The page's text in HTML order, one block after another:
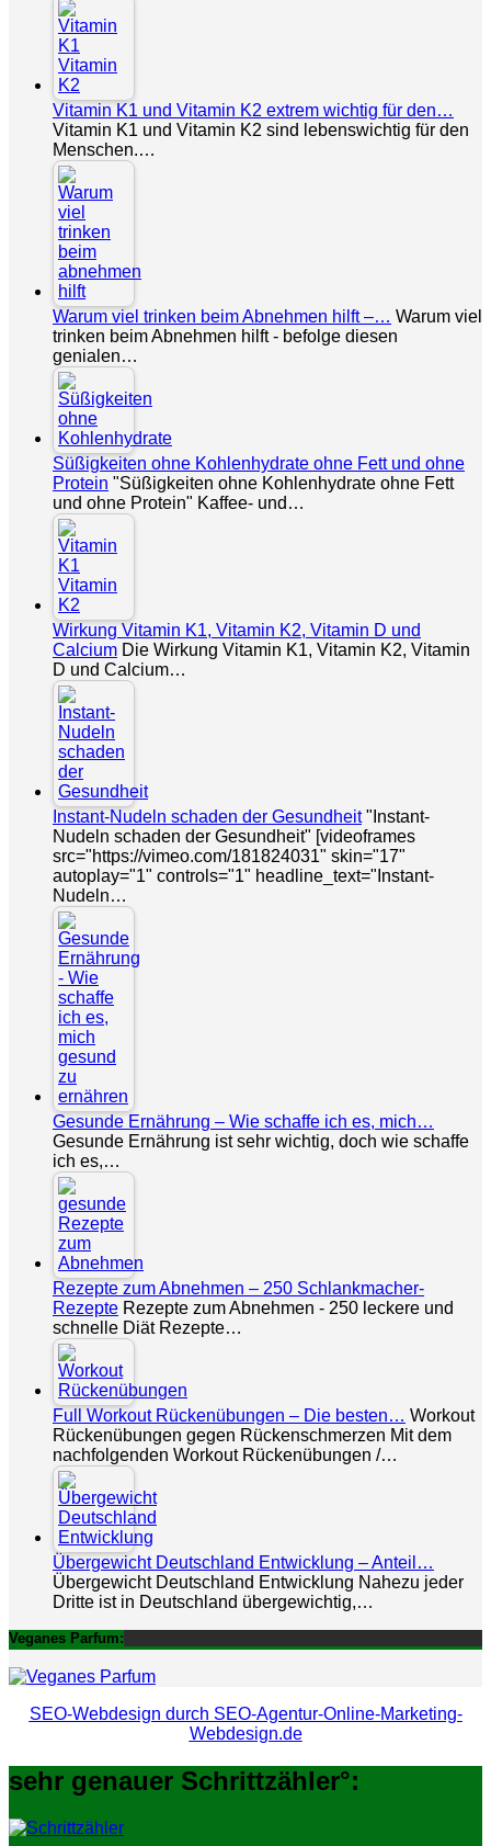
Vitamin K1 und Vitamin K2 extrem wichtig für den…
Vitamin K1 und Vitamin K2 sind lebenswichtig für den
Menschen.…
Warum viel trinken beim Abnehmen hilft –… Warum viel
trinken beim Abnehmen hilft - befolge diesen
genialen…
Süßigkeiten ohne Kohlenhydrate ohne Fett und ohne
Protein "Süßigkeiten ohne Kohlenhydrate ohne Fett
und ohne Protein" Kaffee- und…
Wirkung Vitamin K1, Vitamin K2, Vitamin D und
Calcium Die Wirkung Vitamin K1, Vitamin K2, Vitamin
D und Calcium…
Instant-Nudeln schaden der Gesundheit"Instant-
Nudeln schaden der Gesundheit" [videoframes
src="https://vimeo.com/181824031" skin="17"
autoplay="1" controls="1" headline_text="Instant-
Nudeln…
Gesunde Ernährung – Wie schaffe ich es, mich…
Gesunde Ernährung ist sehr wichtig, doch wie schaffe
ich es,…
Rezepte zum Abnehmen – 250 Schlankmacher-
Rezepte Rezepte zum Abnehmen - 250 leckere und
schnelle Diät Rezepte…
Full Workout Rückenübungen – Die besten… Workout
Rückenübungen gegen Rückenschmerzen Mit dem
nachfolgenden Workout Rückenübungen /…
Übergewicht Deutschland Entwicklung – Anteil…
Übergewicht Deutschland Entwicklung Nahezu jeder
Dritte ist in Deutschland übergewichtig,…
Veganes Parfum:
SEO-Webdesign durch SEO-Agentur-Online-Marketing-
Webdesign.de
sehr genauer Schrittzähler°: